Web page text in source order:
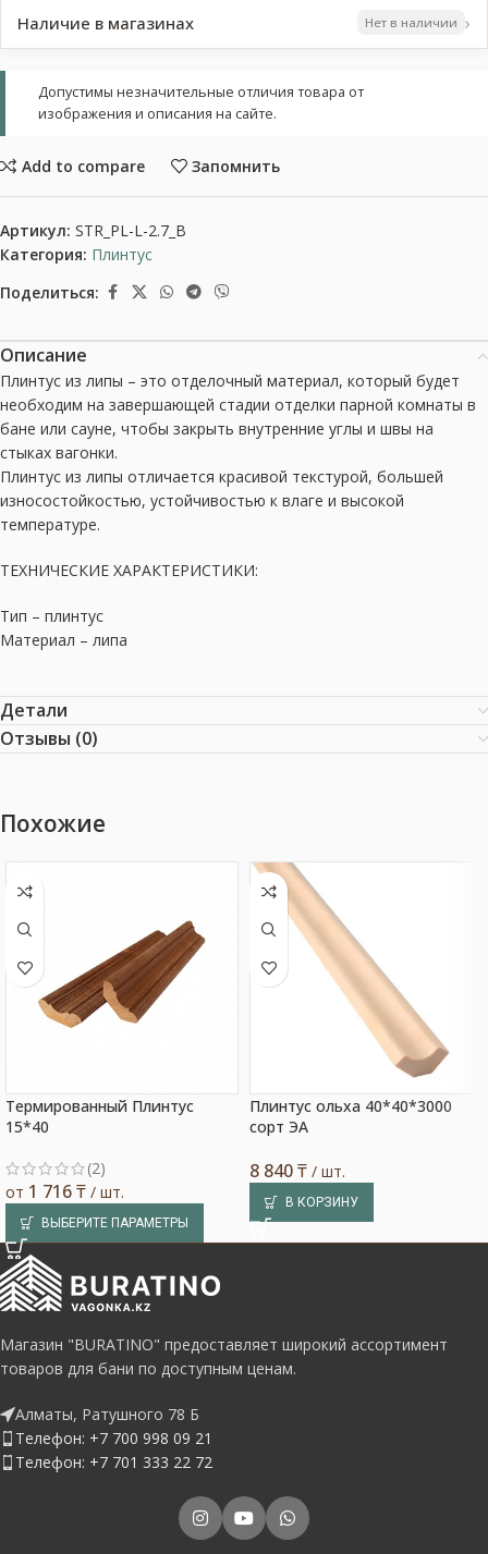
Наличие в магазинах Нет в наличии ›
Допустимы незначительные отличия товара от
изображения и описания на сайте.
Add to compare Запомнить
Артикул: STR_PL-L-2.7_B
Категория: Плинтус
Поделиться:
Описание
Плинтус из липы – это отделочный материал, который будет
необходим на завершающей стадии отделки парной комнаты в
бане или сауне, чтобы закрыть внутренние углы и швы на
стыках вагонки.
Плинтус из липы отличается красивой текстурой, большей
износостойкостью, устойчивостью к влаге и высокой
температуре.
ТЕХНИЧЕСКИЕ ХАРАКТЕРИСТИКИ:
Тип – плинтус
Материал – липа
Детали
Отзывы (0)
Похожие
Термированный Плинтус
15*40
(2)
от 1 716₸ / шт.
ВЫБЕРИТЕ ПАРАМЕТРЫ
Плинтус ольха 40*40*3000
сорт ЭА
8 840₸ / шт.
В КОРЗИНУ
Магазин "BURATINO" предоставляет широкий ассортимент
товаров для бани по доступным ценам.
Алматы, Ратушного 78 Б
Телефон: +7 700 998 09 21
Телефон: +7 701 333 22 72